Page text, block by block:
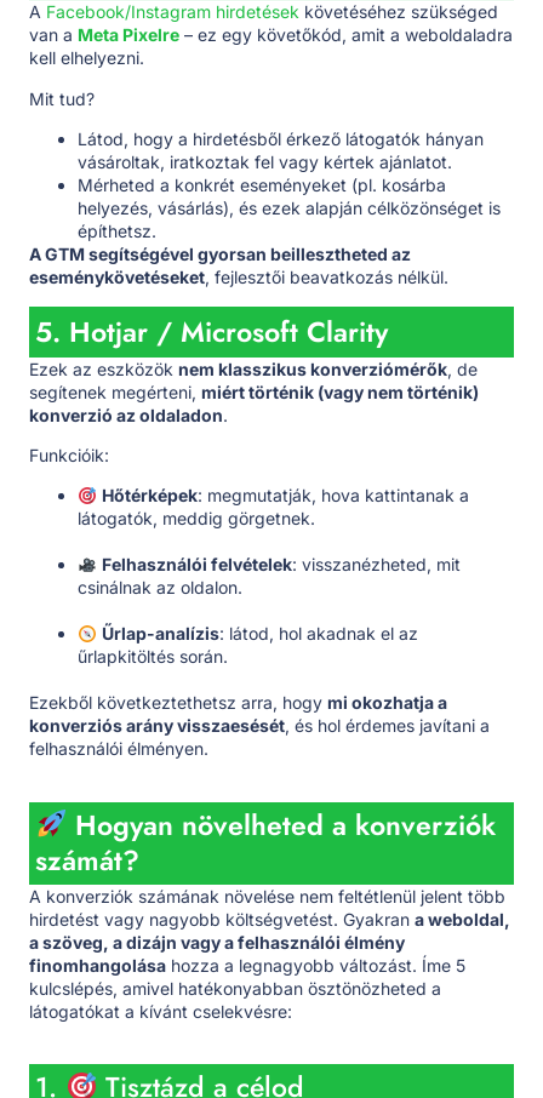
A Facebook/Instagram hirdetések követéséhez szükséged
van a Meta Pixelre – ez egy követőkód, amit a weboldaladra
kell elhelyezni.
Mit tud?
Látod, hogy a hirdetésből érkező látogatók hányan
vásároltak, iratkoztak fel vagy kértek ajánlatot.
Mérheted a konkrét eseményeket (pl. kosárba
helyezés, vásárlás), és ezek alapján célközönséget is
építhetsz.
A GTM segítségével gyorsan beillesztheted az
eseménykövetéseket, fejlesztői beavatkozás nélkül.
5. Hotjar / Microsoft Clarity
Ezek az eszközök nem klasszikus konverziómérők, de
segítenek megérteni, miért történik (vagy nem történik)
konverzió az oldaladon.
Funkcióik:
Hőtérképek: megmutatják, hova kattintanak a
látogatók, meddig görgetnek.
Felhasználói felvételek: visszanézheted, mit
csinálnak az oldalon.
Űrlap-analízis: látod, hol akadnak el az
űrlapkitöltés során.
Ezekből következtethetsz arra, hogy mi okozhatja a
konverziós arány visszaesését, és hol érdemes javítani a
felhasználói élményen.
Hogyan növelheted a konverziók
számát?
A konverziók számának növelése nem feltétlenül jelent több
hirdetést vagy nagyobb költségvetést. Gyakran a weboldal,
a szöveg, a dizájn vagy a felhasználói élmény
finomhangolása hozza a legnagyobb változást. Íme 5
kulcslépés, amivel hatékonyabban ösztönözheted a
látogatókat a kívánt cselekvésre:
1. Tisztázd a célod